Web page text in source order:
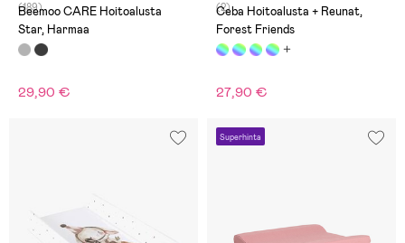
(189)
Beemoo CARE Hoitoalusta
Star, Harmaa
29,90 €
(2)
Ceba Hoitoalusta + Reunat,
Forest Friends
27,90 €
Superhinta